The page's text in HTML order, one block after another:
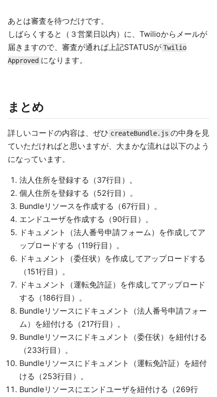
あとは審査を待つだけです。
しばらくすると（３営業日以内）に、Twilioからメールが
届きますので、審査が通れば上記STATUSが Twilio
Approved になります。
まとめ
詳しいコードの内容は、ぜひ createBundle.js の中身を見
ていただければと思いますが、大まかな流れは以下のよう
になっています。
法人住所を登録する（37行目）。
個人住所を登録する（52行目）。
Bundleリソースを作成する（67行目）。
エンドユーザを作成する（90行目）。
ドキュメント（法人番号申請フォーム）を作成してア
ップロードする（119行目）。
ドキュメント（委任状）を作成してアップロードする
（151行目）。
ドキュメント（運転免許証）を作成してアップロード
する（186行目）。
Bundleリソースにドキュメント（法人番号申請フォー
ム）を紐付ける（217行目）。
Bundleリソースにドキュメント（委任状）を紐付ける
（233行目）。
Bundleリソースにドキュメント（運転免許証）を紐付
ける（253行目）。
Bundleリソースにエンドユーザを紐付ける（269行